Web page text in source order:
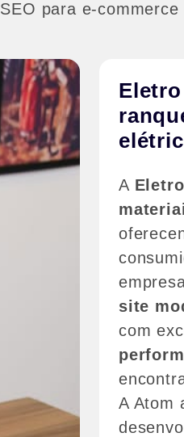
SEO para e-commerce
A
site
com
A Atom